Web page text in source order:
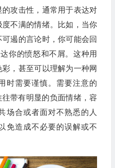
攻击性，通常用于表达对
不满的情绪。比如，当你
遏的言论时，你可能会回
你的愤怒和不屑。这种用
，甚至可以理解为一种网
时需要谨慎。需要注意的
带有明显的负面情绪，容
场合或者面对不熟悉的人
免造成不必要的误解或不